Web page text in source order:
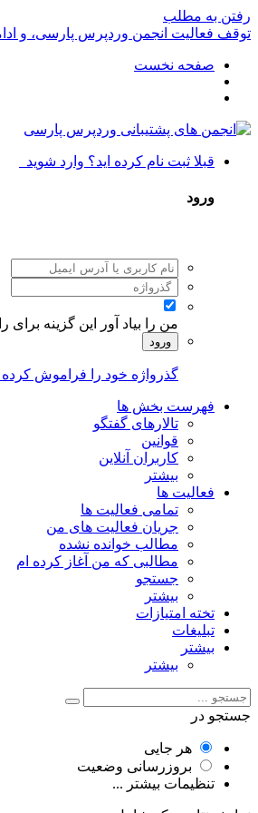
رفتن به مطلب
توقف فعالیت انجمن وردپرس پارسی، و
صفحه نخست
قبلا ثبت نام کرده اید؟ وارد شوید
ورود
من را بیاد آور این گزینه برای
ورود
گذرواژه خود را فراموش کرده
فهرست بخش ها
تالارهای گفتگو
قوانین
کاربران آنلاین
بیشتر
فعالیت ها
تمامی فعالیت ها
جریان فعالیت های من
مطالب خوانده نشده
مطالبی که من آغاز کرده ام
جستجو
بیشتر
تخته امتیازات
تبلیغات
بیشتر
بیشتر
جستجو در
هر جایی
بروزرسانی وضعیت
تنظیمات بیشتر ...